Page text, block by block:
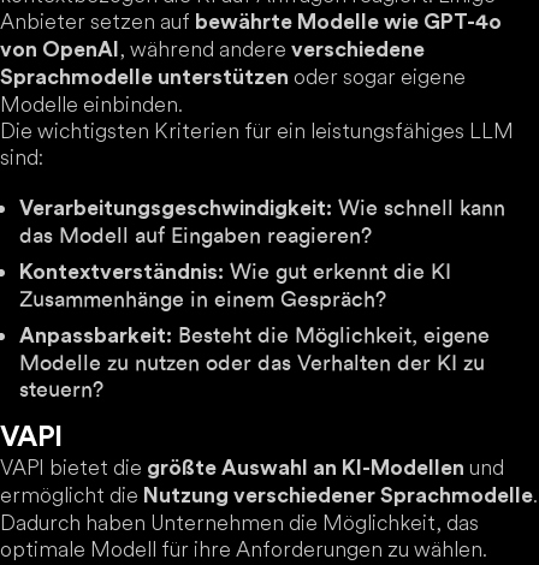
Anbieter setzen auf bewährte Modelle wie GPT-4o
von OpenAI , während andere verschiedene
Sprachmodelle unterstützen oder sogar eigene
Modelle einbinden.
Die wichtigsten Kriterien für ein leistungsfähiges LLM
sind:
Verarbeitungsgeschwindigkeit: Wie schnell kann
das Modell auf Eingaben reagieren?
Kontextverständnis: Wie gut erkennt die KI
Zusammenhänge in einem Gespräch?
Anpassbarkeit: Besteht die Möglichkeit, eigene
Modelle zu nutzen oder das Verhalten der KI zu
steuern?
VAPI
VAPI bietet die größte Auswahl an KI-Modellen und
ermöglicht die Nutzung verschiedener Sprachmodelle.
Dadurch haben Unternehmen die Möglichkeit, das
optimale Modell für ihre Anforderungen zu wählen.